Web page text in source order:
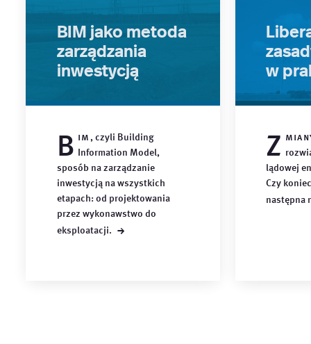
BIM jako metoda
zarządzania
inwestycją
B im , czyli Building
Information Model,
sposób na zarządzanie
inwestycją na wszystkich
etapach: od projektowania
przez wykonawstwo do
eksploatacji. →
w
Z
lądowej
Czy
następna